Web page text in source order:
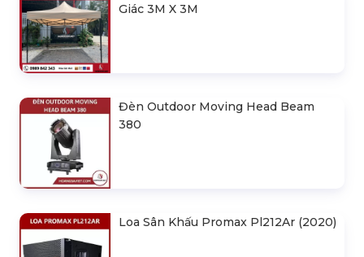
Giác 3M X 3M
Đèn Outdoor Moving Head Beam
380
Loa Sân Khấu Promax Pl212Ar (2020)